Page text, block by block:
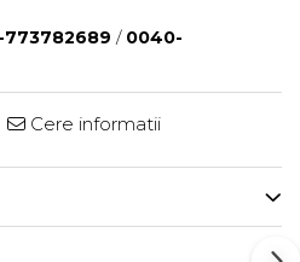
/ 0040-
Cere informatii